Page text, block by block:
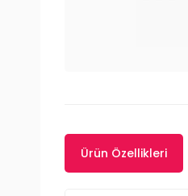
Ürün Özellikleri